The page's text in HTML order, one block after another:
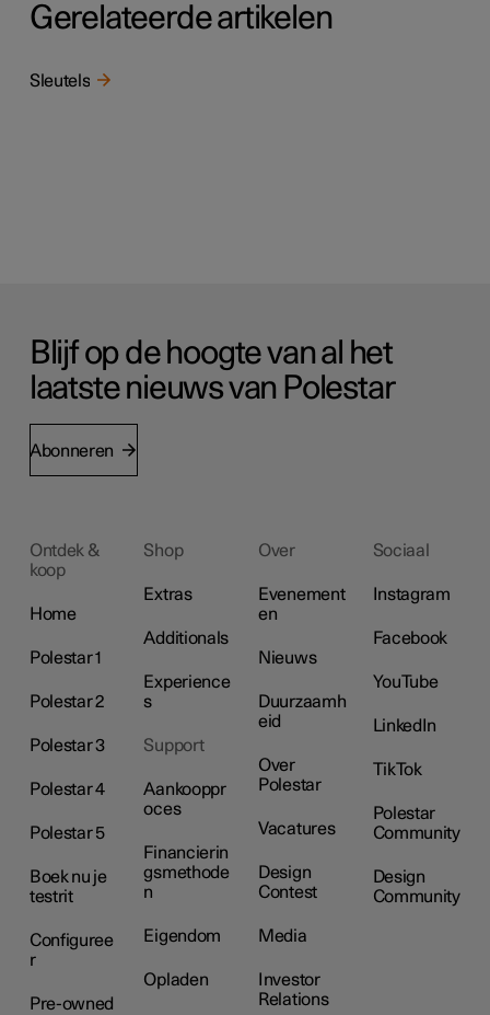
Gerelateerde artikelen
Sleutels
Blijf op de hoogte van al het
laatste nieuws van Polestar
Abonneren
Ontdek &
koop
Home
Polestar 1
Polestar 2
Polestar 3
Polestar 4
Polestar 5
Boek nu je
testrit
Configuree
r
Pre-owned
Shop
Extras
Additionals
Experience
s
Support
Aankooppr
oces
Financierin
gsmethode
n
Eigendom
Opladen
Over
Evenement
en
Nieuws
Duurzaamh
eid
Over
Polestar
Vacatures
Design
Contest
Media
Investor
Relations
Sociaal
Instagram
Facebook
YouTube
LinkedIn
TikTok
Polestar
Community
Design
Community